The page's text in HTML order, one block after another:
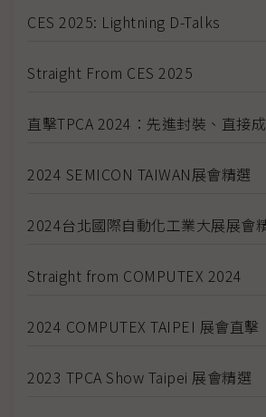
CES 2025: Lightning D-Talks
Straight From CES 2025
直擊TPCA 2024：先進封裝、直接
2024 SEMICON TAIWAN展會精選
2024台北國際自動化工業大展展會
Straight from COMPUTEX 2024
2024 COMPUTEX TAIPEI 展會直擊
2023 TPCA Show Taipei 展會精選